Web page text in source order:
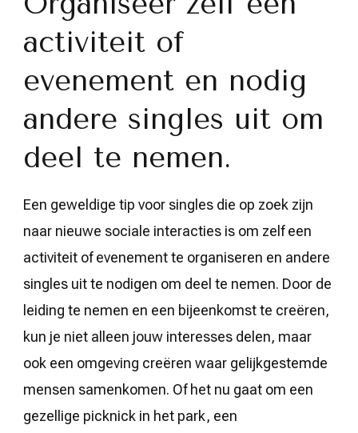
activiteit of
evenement en nodig
andere singles uit om
deel te nemen.
Een geweldige tip voor singles die op zoek zijn
naar nieuwe sociale interacties is om zelf een
activiteit of evenement te organiseren en andere
singles uit te nodigen om deel te nemen. Door de
leiding te nemen en een bijeenkomst te creëren,
kun je niet alleen jouw interesses delen, maar
ook een omgeving creëren waar gelijkgestemde
mensen samenkomen. Of het nu gaat om een
gezellige picknick in het park, een